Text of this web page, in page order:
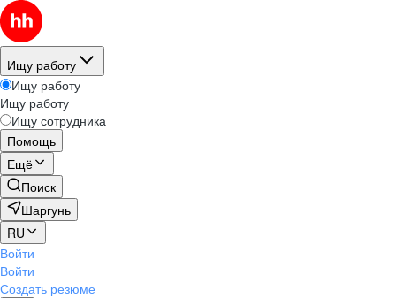
Ищу работу
Ищу работу
Ищу работу
Ищу сотрудника
Помощь
Ещё
Поиск
Шаргунь
RU
Войти
Войти
Создать резюме